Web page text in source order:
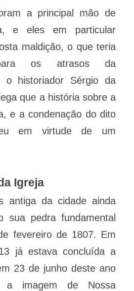
a principal mão de
e eles em particular
maldição, o que teria
os atrasos da
o historiador Sérgio da
que a história sobre a
e a condenação do dito
em virtude de um
Igreja
antiga da cidade ainda
sua pedra fundamental
fevereiro de 1807. Em
já estava concluída a
23 de junho deste ano
a imagem de Nossa